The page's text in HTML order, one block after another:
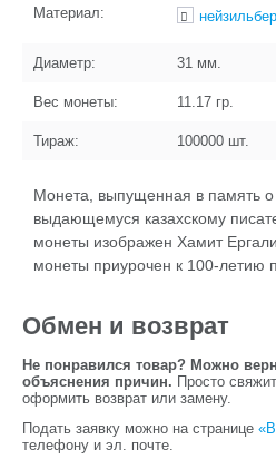
Материал: нейзильбер
Диаметр: 31 мм.
Вес монеты: 11.17 гр.
Тираж: 100000 шт.
Монета, выпущенная в память
выдающемуся казахскому
монеты изображен Хамит
монеты приурочен к 100-летию
Обмен и возврат
Не понравился товар? Можно
объяснения причин. Просто
оформить возврат или замену.
Подать заявку можно на странице
телефону и эл. почте.